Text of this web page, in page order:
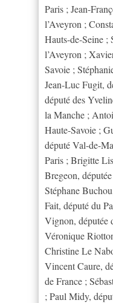
Paris ; Jean-
l’Aveyron ;
Hauts-de-Seine ;
l’Aveyron ;
Savoie ;
Jean-Luc Fugit,
député des
la Manche ;
Haute-Savoie ;
député Val-de-
Paris ; Brigitte
Bregeon,
Stéphane
Fait, député du
Vignon, députée
Véronique
Christine Le
Vincent Caure,
de France ;
; Paul Midy,